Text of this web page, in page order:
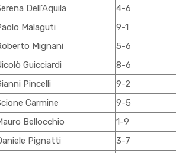
Dell’Aquila
4-6
Malaguti
9-1
Mignani
5-6
Guicciardi
8-6
Pincelli
9-2
Carmine
9-5
Bellocchio
1-9
Pignatti
3-7